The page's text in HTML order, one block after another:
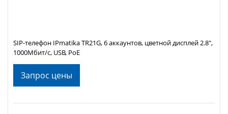
Запрос цены
SIP-телефон IPmatika TR21G, 6 аккаунтов, цветной дисплей 2.8",
1000Мбит/с, USB, PoE